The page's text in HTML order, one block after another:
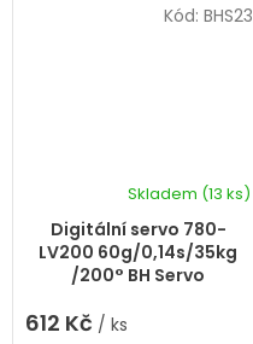
Digitální servo 780-
LV200 60g/0,14s/35kg
/200° BH Servo
Skladem (13 ks)
612 Kč / ks
Kód: BHS23